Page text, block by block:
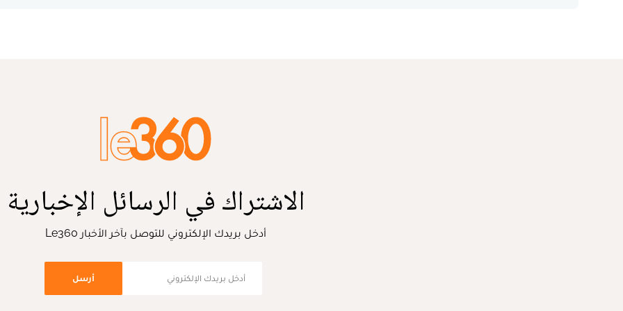
الاشتراك في الرسائل الإخبارية
أدخل بريدك الإلكتروني للتوصل بآخر الأخبار Le360
أرسل